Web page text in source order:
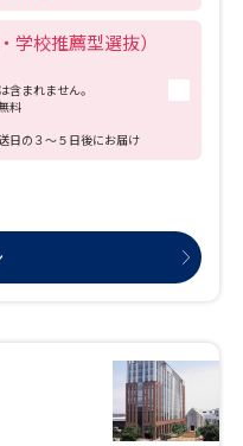
学校推薦型選抜）
含まれません。
料
日の３～５日後にお届け